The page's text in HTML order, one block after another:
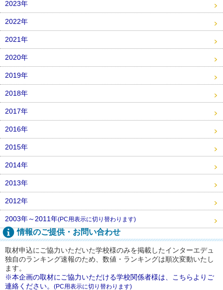
2023年
2022年
2021年
2020年
2019年
2018年
2017年
2016年
2015年
2014年
2013年
2012年
2003年～2011年(PC用表示に切り替わります)
情報のご提供・お問い合わせ
取材申込にご協力いただいた学校様のみを掲載したインターエデュ
独自のランキング速報のため、数値・ランキングは順次変動いたし
ます。
※本企画の取材にご協力いただける学校関係者様は、こちらよりご
連絡ください。 (PC用表示に切り替わります)